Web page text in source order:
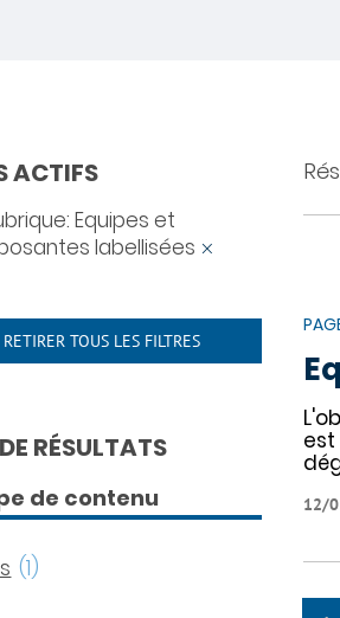
12/
ACTIFS
Equipes et
labellisées
RETIRER TOUS LES FILTRES
RÉSULTATS
de contenu
(1)